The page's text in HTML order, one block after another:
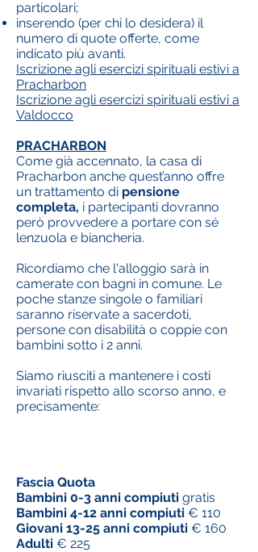
particolari;
inserendo (per chi lo desidera) il
numero di quote offerte, come
indicato più avanti.
Iscrizione agli esercizi spirituali estivi a
Pracharbon
Iscrizione agli esercizi spirituali estivi a
Valdocco
PRACHARBON
Come già accennato, la casa di
Pracharbon anche quest’anno offre
un trattamento di pensione
completa, i partecipanti dovranno
però provvedere a portare con sé
lenzuola e biancheria.
Ricordiamo che l'alloggio sarà in
camerate con bagni in comune. Le
poche stanze singole o familiari
saranno riservate a sacerdoti,
persone con disabilità o coppie con
bambini sotto i 2 anni.
Siamo riusciti a mantenere i costi
invariati rispetto allo scorso anno, e
precisamente:
Fascia Quota
Bambini 0-3 anni compiuti gratis
Bambini 4-12 anni compiuti € 110
Giovani 13-25 anni compiuti € 160
Adulti € 225